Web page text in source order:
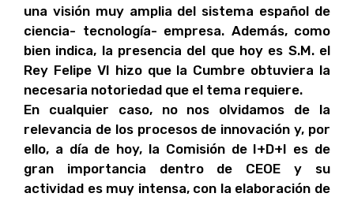
una visión muy amplia del sistema español de
ciencia- tecnología- empresa. Además, como
bien indica, la presencia del que hoy es S.M. el
Rey Felipe VI hizo que la Cumbre obtuviera la
necesaria notoriedad que el tema requiere.
En cualquier caso, no nos olvidamos de la
relevancia de los procesos de innovación y, por
ello, a día de hoy, la Comisión de I+D+I es de
gran importancia dentro de CEOE y su
actividad es muy intensa, con la elaboración de